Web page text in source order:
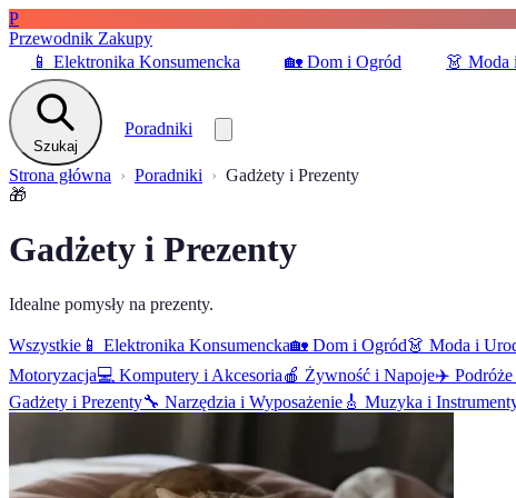
P
Przewodnik Zakupy
📱 Elektronika Konsumencka 🏡 Dom i Ogród 👗 Moda
Szukaj
Poradniki
Strona główna Poradniki
Gadżety i Prezenty
🎁
Gadżety i Prezenty
Idealne pomysły na prezenty.
Wszystkie 📱 Elektronika Konsumencka🏡 Dom i Ogród👗 Moda i
Motoryzacja💻 Komputery i Akcesoria🍎 Żywność i Napoje✈️
Gadżety i Prezenty🔧 Narzędzia i Wyposażenie 🎸 Muzyka i